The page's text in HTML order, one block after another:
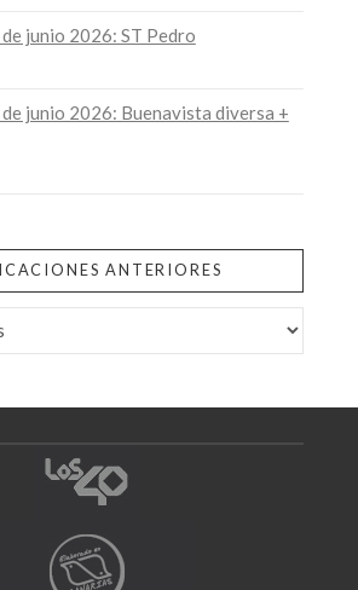
junio 2026: ST Pedro
junio 2026: Buenavista diversa +
ANTERIORES